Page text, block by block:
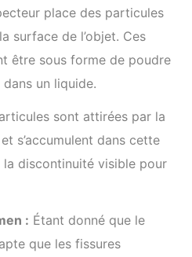
place des particules
surface de l’objet. Ces
être sous forme de poudre
un liquide.
sont attirées par la
s’accumulent dans cette
la discontinuité visible pour
: Étant donné que le
que les fissures